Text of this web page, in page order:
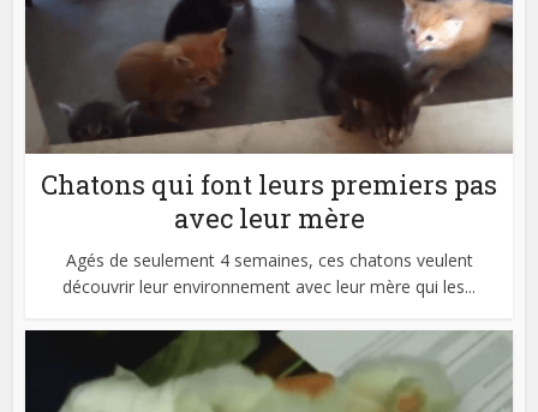
Chatons qui font leurs premiers pas
avec leur mère
Agés de seulement 4 semaines, ces chatons veulent
découvrir leur environnement avec leur mère qui les...